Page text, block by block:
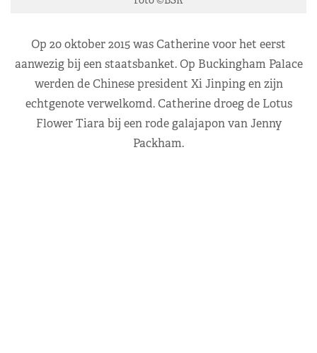
Op 20 oktober 2015 was Catherine voor het eerst
aanwezig bij een staatsbanket. Op Buckingham Palace
werden de Chinese president Xi Jinping en zijn
echtgenote verwelkomd. Catherine droeg de Lotus
Flower Tiara bij een rode galajapon van Jenny
Packham.